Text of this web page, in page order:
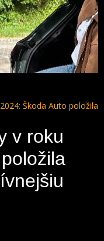
Škoda Auto položila
v roku